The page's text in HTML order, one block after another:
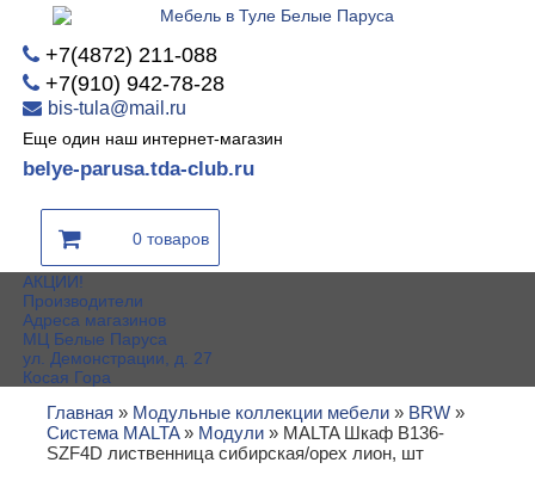
+7(4872) 211-088
+7(910) 942-78-28
bis-tula@mail.ru
Еще один наш интернет-магазин
belye-parusa.tda-club.ru
0 товаров
АКЦИИ!
Производители
Адреса магазинов
МЦ Белые Паруса
ул. Демонстрации, д. 27
Косая Гора
Главная » Модульные коллекции мебели » BRW »
Система MALTA» Модули » MALTA Шкаф B136-
SZF4D лиственница сибирская/орех лион, шт